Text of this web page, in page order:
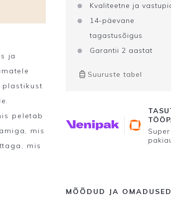
ja
plastikust
peletab
mis
mis
Kvaliteetne ja
14-päevane
tagastusõigus
Garantii 2 aastat
Suuruste tabel
MÕÕDUD JA OMADUSED